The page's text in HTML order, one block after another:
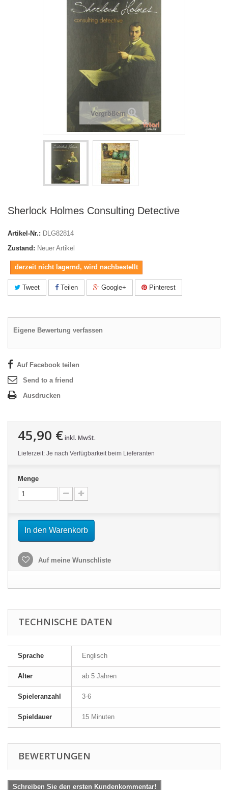
Vergrößern
Sherlock Holmes Consulting Detective
Artikel-Nr.: DLG82814
Zustand: Neuer Artikel
derzeit nicht lagernd, wird nachbestellt
Tweet Teilen Google+ Pinterest
Eigene Bewertung verfassen
Auf Facebook teilen
Send to a friend
Ausdrucken
45,90 €inkl. MwSt.
Lieferzeit: Je nach Verfügbarkeit beim Lieferanten
Menge
In den Warenkorb
Auf meine Wunschliste
TECHNISCHE DATEN
Sprache Englisch
Alter ab 5 Jahren
Spieleranzahl 3-6
Spieldauer 15 Minuten
BEWERTUNGEN
Schreiben Sie den ersten Kundenkommentar!